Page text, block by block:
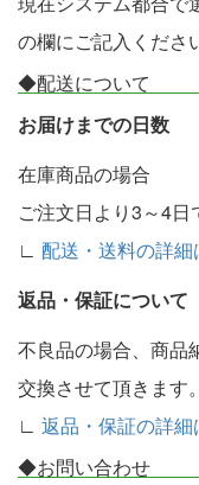
の欄にご記入くださ
◆配送について
お届けまでの日数
在庫商品の場合
ご注文日より3～4日
∟ 配送・送料の詳細
返品・保証について
不良品の場合、商品
交換させて頂きます
∟ 返品・保証の詳細
◆お問い合わせ